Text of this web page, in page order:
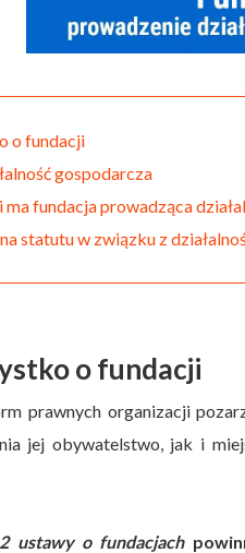
o fundacji
gospodarcza
fundacja prowadząca
statutu w związku z
o fundacji
prawnych organizacji
jej obywatelstwo, jak i
ustawy o fundacjach